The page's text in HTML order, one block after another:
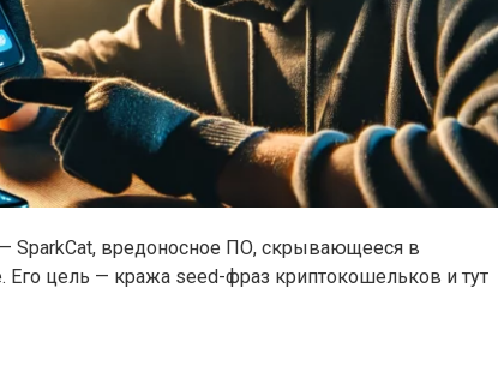
SparkCat, вредоносное ПО, скрывающееся в
Его цель — кража seed-фраз криптокошельков и тут